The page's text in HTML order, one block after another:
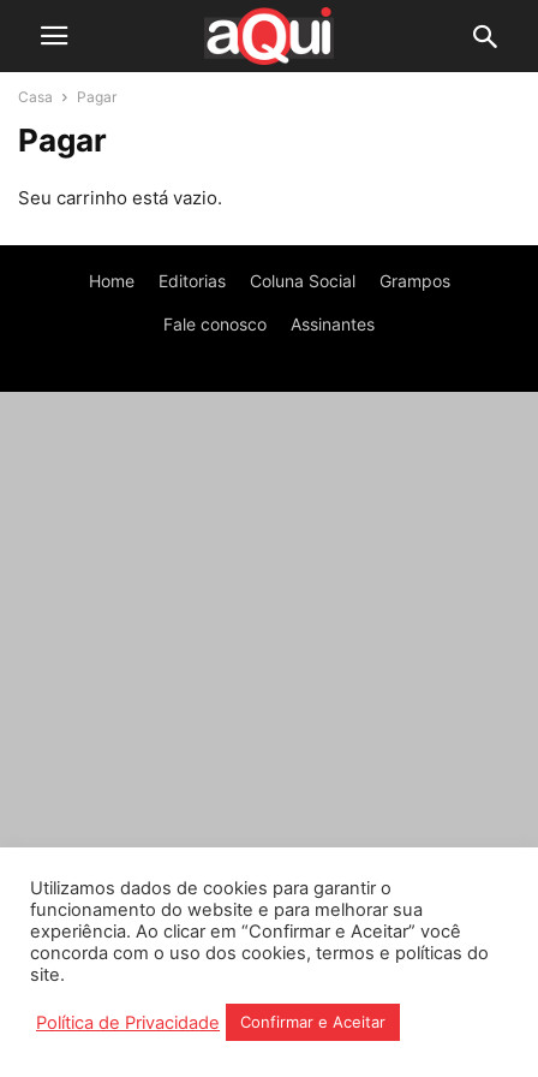
Casa Pagar
Pagar
Seu carrinho está vazio.
Home Editorias Coluna Social Grampos
Fale conosco Assinantes
Utilizamos dados de cookies para garantir o
funcionamento do website e para melhorar sua
experiência. Ao clicar em “Confirmar e Aceitar” você
concorda com o uso dos cookies, termos e políticas do
site.
Política de Privacidade Confirmar e Aceitar